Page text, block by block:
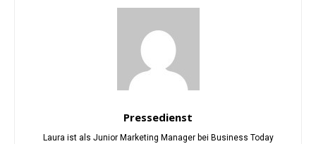
Pressedienst
Laura ist als Junior Marketing Manager bei Business Today